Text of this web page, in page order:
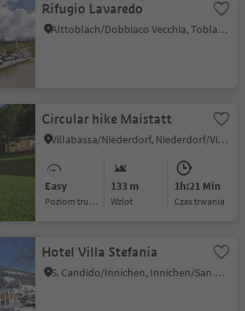
Rifugio Lavaredo
Alttoblach/Dobbiaco Vecchia, Toblach/Dobbiaco, Dolomites Region 3 Zinnen
Circular hike Maistatt
Villabassa/Niederdorf, Niederdorf/Villabassa, Dolomites Region 3 Zinnen
Easy
Poziom trudności
133 m
Wzlot
1h:21 Min
czas trwania
Hotel Villa Stefania
S. Candido/Innichen, Innichen/San Candido, Dolomites Region 3 Zinnen